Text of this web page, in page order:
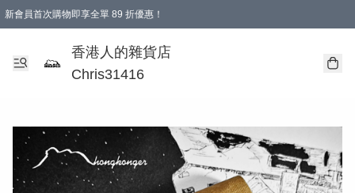
新會員首次購物即享全單 89 折優惠！
購物滿 HKD 499.00即享免運費優惠！（適用於 本地送貨、本地取貨 )
【滿 $300 專屬驚喜：無聲信物（最後一批）】
香港人的雜貨店
Chris31416